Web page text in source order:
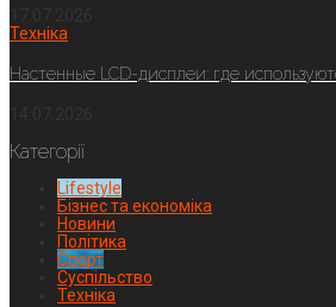
Техніка
Настенные LCD-дисплеи: где
Категорії
Lifestyle
Бізнес та економіка
Новини
Політика
Спорт
Суспільство
Техніка